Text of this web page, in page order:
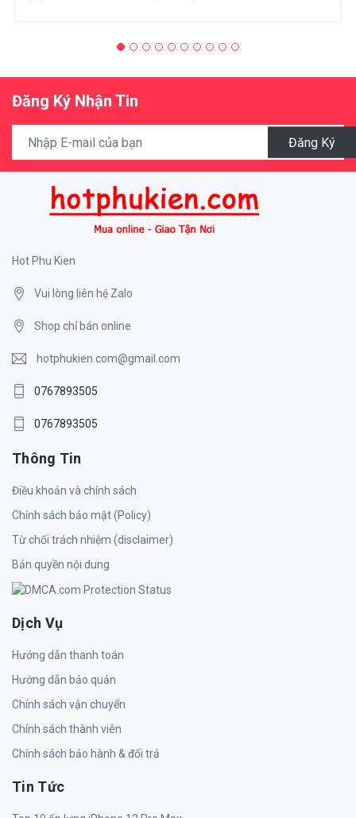
Đăng Ký Nhận Tin
Đăng Ký
Hot Phu Kien
Vui lòng liên hệ Zalo
Shop chỉ bán online
hotphukien.com@gmail.com
0767893505
0767893505
Thông Tin
Điều khoản và chính sách
Chính sách bảo mật (Policy)
Từ chối trách nhiệm (disclaimer)
Bản quyền nội dung
Dịch Vụ
Hướng dẫn thanh toán
Hướng dẫn bảo quản
Chính sách vận chuyển
Chính sách thành viên
Chính sách bảo hành & đổi trả
Tin Tức